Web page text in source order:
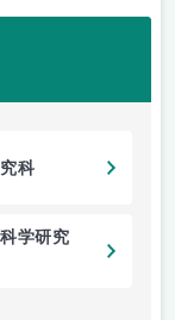
科
学研究